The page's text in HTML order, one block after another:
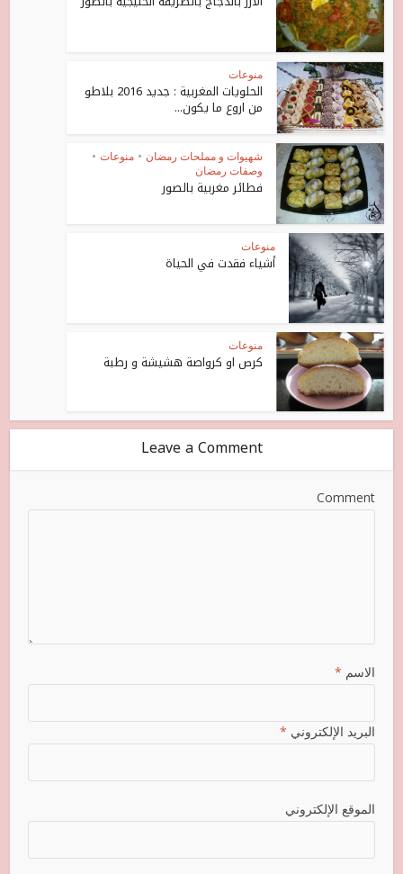
منوعات
الحلويات المغربية : جديد 2016 بلاطو
من اروع ما يكون...
شهيوات و مملحات رمضان • منوعات •
وصفات رمضان
فطائر مغربية بالصور
منوعات
أشياء فقدت في الحياة
منوعات
كرص او كرواصة هشيشة و رطبة
Leave a Comment
Comment
الاسم *
البريد الإلكتروني *
الموقع الإلكتروني